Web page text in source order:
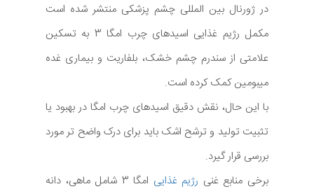
در ژورنال بین المللی چشم پزشکی منتشر شده است
مکمل رژیم غذایی اسیدهای چرب امگا 3 به تسکین
علامتی از سندرم چشم خشک، بلفاریت و بیماری غده
میبومین کمک کرده است.
با این حال، نقش دقیق اسیدهای چرب امگا در بهبود یا
تثبیت تولید و ترشح اشک باید برای درک واضح تر مورد
بررسی قرار گیرد.
برخی منابع غنی رژیم غذایی
امگا 3 شامل ماهی، دانه